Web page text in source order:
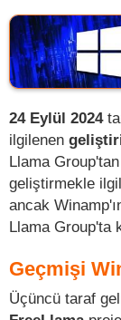
24 Eylül 2024
ilgilenen
Llama
geliştirmekle
ancak
Llama Group'ta
Geçmişi
Üçüncü taraf